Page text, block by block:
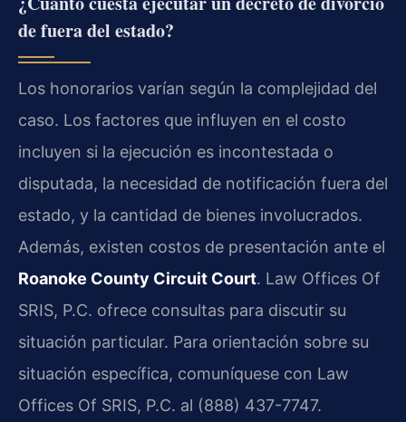
de fuera del estado?
Los honorarios varían según la complejidad del
caso. Los factores que influyen en el costo
incluyen si la ejecución es incontestada o
disputada, la necesidad de notificación fuera del
estado, y la cantidad de bienes involucrados.
Además, existen costos de presentación ante el
Roanoke County Circuit Court. Law Offices Of
SRIS, P.C. ofrece consultas para discutir su
situación particular. Para orientación sobre su
situación específica, comuníquese con Law
Offices Of SRIS, P.C. al (888) 437-7747.